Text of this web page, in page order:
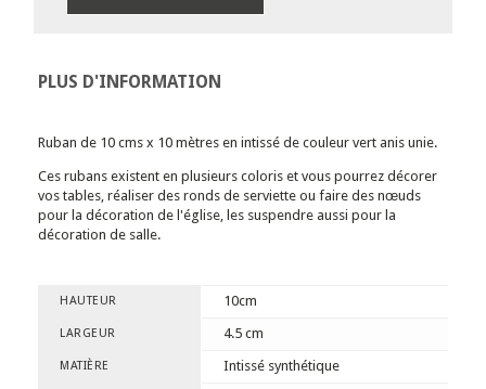
PLUS D'INFORMATION
Ruban de 10 cms x 10 mètres en intissé de couleur vert anis unie.
Ces rubans existent en plusieurs coloris et vous pourrez décorer
vos tables, réaliser des ronds de serviette ou faire des nœuds
pour la décoration de l'église, les suspendre aussi pour la
décoration de salle.
HAUTEUR 10cm
LARGEUR 4.5 cm
MATIÈRE Intissé synthétique